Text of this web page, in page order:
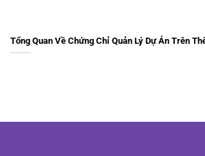
Tổng Quan Về Chứng Chỉ Quản Lý Dự Án Trên